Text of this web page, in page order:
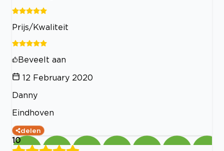
Prijs/Kwaliteit
Beveelt aan
12 February 2020
Danny
Eindhoven
delen
10